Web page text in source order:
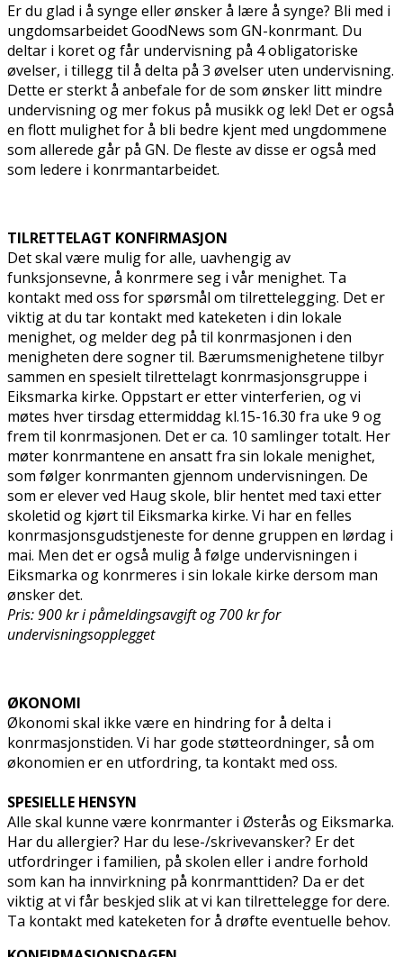
Er du glad i å synge eller ønsker å lære å synge? Bli med i
ungdomsarbeidet GoodNews som GN-konfirmant. Du
deltar i koret og får undervisning på 4 obligatoriske
øvelser, i tillegg til å delta på 3 øvelser uten undervisning.
Dette er sterkt å anbefale for de som ønsker litt mindre
undervisning og mer fokus på musikk og lek! Det er også
en flott mulighet for å bli bedre kjent med ungdommene
som allerede går på GN. De fleste av disse er også med
som ledere i konfirmantarbeidet.
TILRETTELAGT KONFIRMASJON
Det skal være mulig for alle, uavhengig av
funksjonsevne, å konfirmere seg i vår menighet. Ta
kontakt med oss for spørsmål om tilrettelegging. Det er
viktig at du tar kontakt med kateketen i din lokale
menighet, og melder deg på til konfirmasjonen i den
menigheten dere sogner til. Bærumsmenighetene tilbyr
sammen en spesielt tilrettelagt konfirmasjonsgruppe i
Eiksmarka kirke. Oppstart er etter vinterferien, og vi
møtes hver tirsdag ettermiddag kl.15-16.30 fra uke 9 og
frem til konfirmasjonen. Det er ca. 10 samlinger totalt. Her
møter konfirmantene en ansatt fra sin lokale menighet,
som følger konfirmanten gjennom undervisningen. De
som er elever ved Haug skole, blir hentet med taxi etter
skoletid og kjørt til Eiksmarka kirke. Vi har en felles
konfirmasjonsgudstjeneste for denne gruppen en lørdag i
mai. Men det er også mulig å følge undervisningen i
Eiksmarka og konfirmeres i sin lokale kirke dersom man
ønsker det.
Pris: 900 kr i påmeldingsavgift og 700 kr for
undervisningsopplegget
ØKONOMI
Økonomi skal ikke være en hindring for å delta i
konfirmasjonstiden. Vi har gode støtteordninger, så om
økonomien er en utfordring, ta kontakt med oss.
SPESIELLE HENSYN
Alle skal kunne være konfirmanter i Østerås og Eiksmarka.
Har du allergier? Har du lese-/skrivevansker? Er det
utfordringer i familien, på skolen eller i andre forhold
som kan ha innvirkning på konfirmanttiden? Da er det
viktig at vi får beskjed slik at vi kan tilrettelegge for dere.
Ta kontakt med kateketen for å drøfte eventuelle behov.